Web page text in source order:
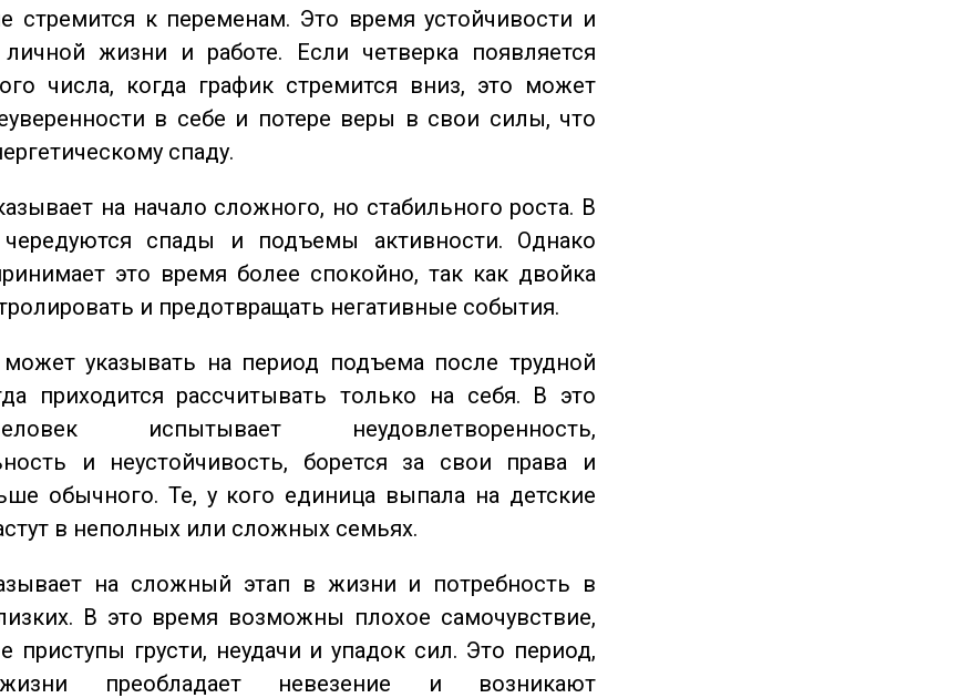
стремится к переменам. Это время устойчивости и
жизни и работе. Если четверка появляется
числа, когда график стремится вниз, это может
в себе и потере веры в свои силы, что
спаду.
на начало сложного, но стабильного роста. В
спады и подъемы активности. Однако
это время более спокойно, так как двойка
и предотвращать негативные события.
указывать на период подъема после трудной
приходится рассчитывать только на себя. В это
испытывает неудовлетворенность,
и неустойчивость, борется за свои права и
обычного. Те, у кого единица выпала на детские
в неполных или сложных семьях.
на сложный этап в жизни и потребность в
В это время возможны плохое самочувствие,
приступы грусти, неудачи и упадок сил. Это период,
преобладает невезение и возникают